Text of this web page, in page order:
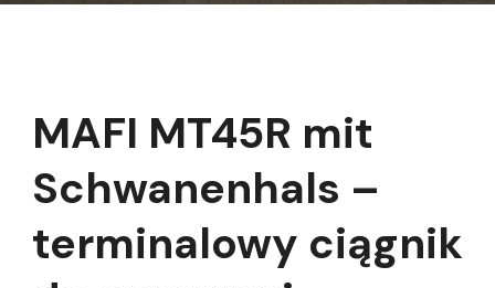
MAFI MT45R mit
Schwanenhals –
terminalowy ciągnik